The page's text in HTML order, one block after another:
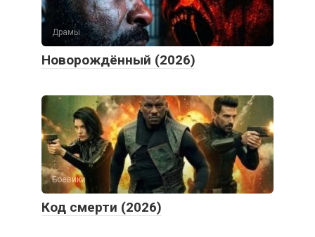
Драмы
Новорождённый (2026)
Боевики
Код смерти (2026)